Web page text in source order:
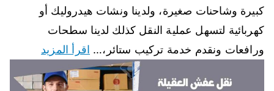
كبيرة وشاحنات صغيرة، ولدينا ونشات هيدروليك أو
كهربائية لتسهل عملية النقل كذلك لدينا سطحات
ورافعات ونقدم خدمة تركيب ستائر،… اقرأ المزيد